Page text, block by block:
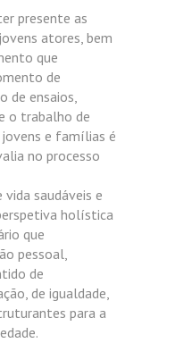
presente as
atores, bem
que
de
de ensaios,
o trabalho de
e famílias é
no processo
saudáveis e
holística
que
pessoal,
de
de igualdade,
para a